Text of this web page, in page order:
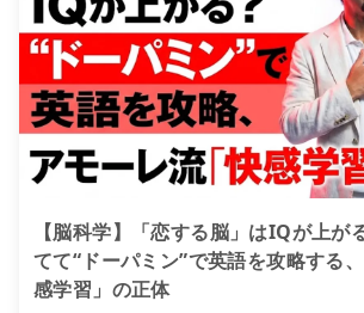
【脳科学】「恋する脳」はIQが上が
てて“ドーパミン”で英語を攻略する
感学習」の正体